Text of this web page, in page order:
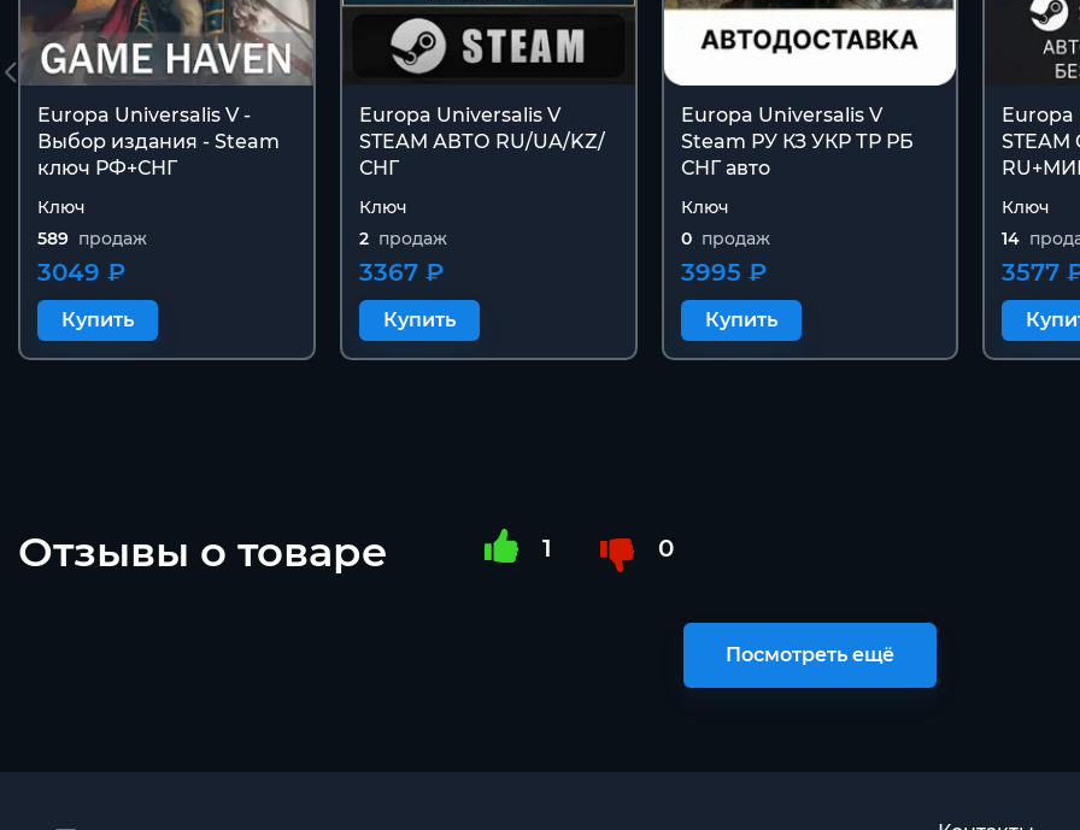
Europa Universalis V -
Выбор издания - Steam
ключ РФ+СНГ
Ключ
589 продаж
3049 ₽
Купить
Europa Universalis V
STEAM АВТО RU/UA/KZ/
СНГ
Ключ
2 продаж
3367 ₽
Купить
Europa Universalis V
Steam РУ КЗ УКР ТР РБ
СНГ авто
Ключ
0 продаж
3995 ₽
Купить
Europa
STEAM
Ключ
14
3577
Отзывы о товаре 1 0
Посмотреть ещё